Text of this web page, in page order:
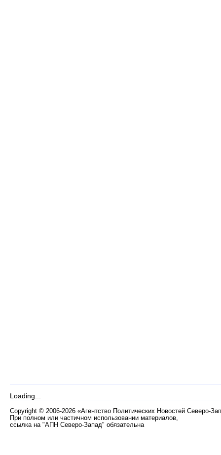
Loading...
Copyright © 2006-2026 «Агентство Политических Новостей Северо-
При полном или частичном использовании материалов,
ссылка на "АПН Северо-Запад" обязательна